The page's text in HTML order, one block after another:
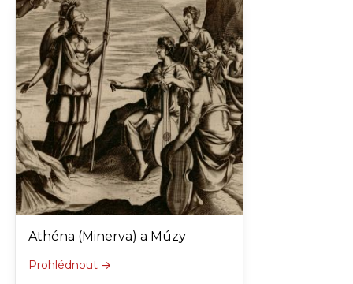
Athéna (Minerva) a Múzy
Prohlédnout →